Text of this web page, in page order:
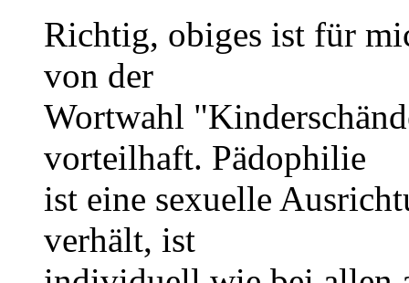
Richtig, obiges ist für
von der
Wortwahl
vorteilhaft. Pädophilie
ist eine sexuelle
verhält, ist